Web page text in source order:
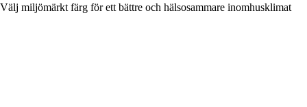
Välj miljömärkt färg för ett bättre och hälsosammare inomhusklimat